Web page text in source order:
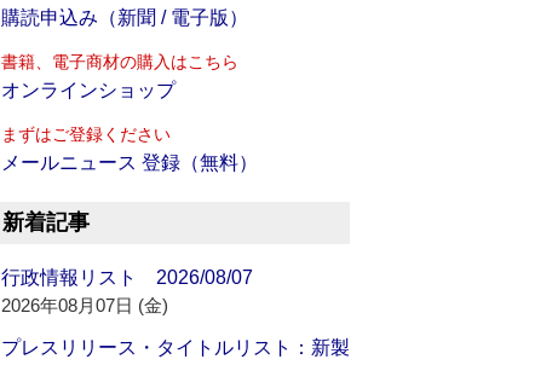
購読申込み（新聞 / 電子版）
書籍、電子商材の購入はこちら
オンラインショップ
まずはご登録ください
メールニュース 登録（無料）
新着記事
行政情報リスト 2026/08/07
2026年08月07日 (金)
プレスリリース・タイトルリスト：新製